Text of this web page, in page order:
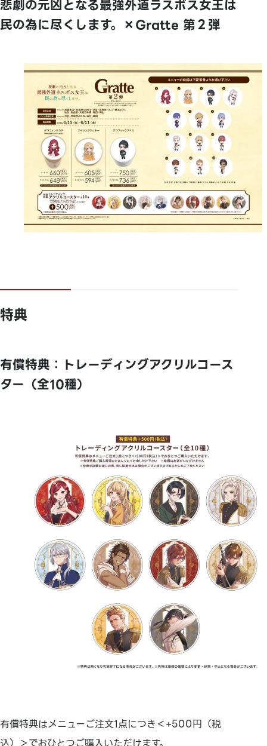
悲劇の元凶となる最強外道ラスボス女王は
民の為に尽くします。×Gratte 第２弾
特典
有償特典：トレーディングアクリルコース
ター（全10種）
有償特典はメニューご注文1点につき＜+500円（税